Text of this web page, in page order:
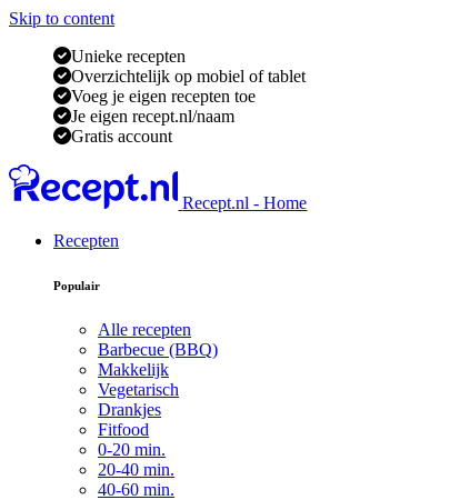
Skip to content
Unieke recepten
Overzichtelijk op mobiel of tablet
Voeg je eigen recepten toe
Je eigen recept.nl/naam
Gratis account
Recept.nl - Home
Recepten
Populair
Alle recepten
Barbecue (BBQ)
Makkelijk
Vegetarisch
Drankjes
Fitfood
0-20 min.
20-40 min.
40-60 min.